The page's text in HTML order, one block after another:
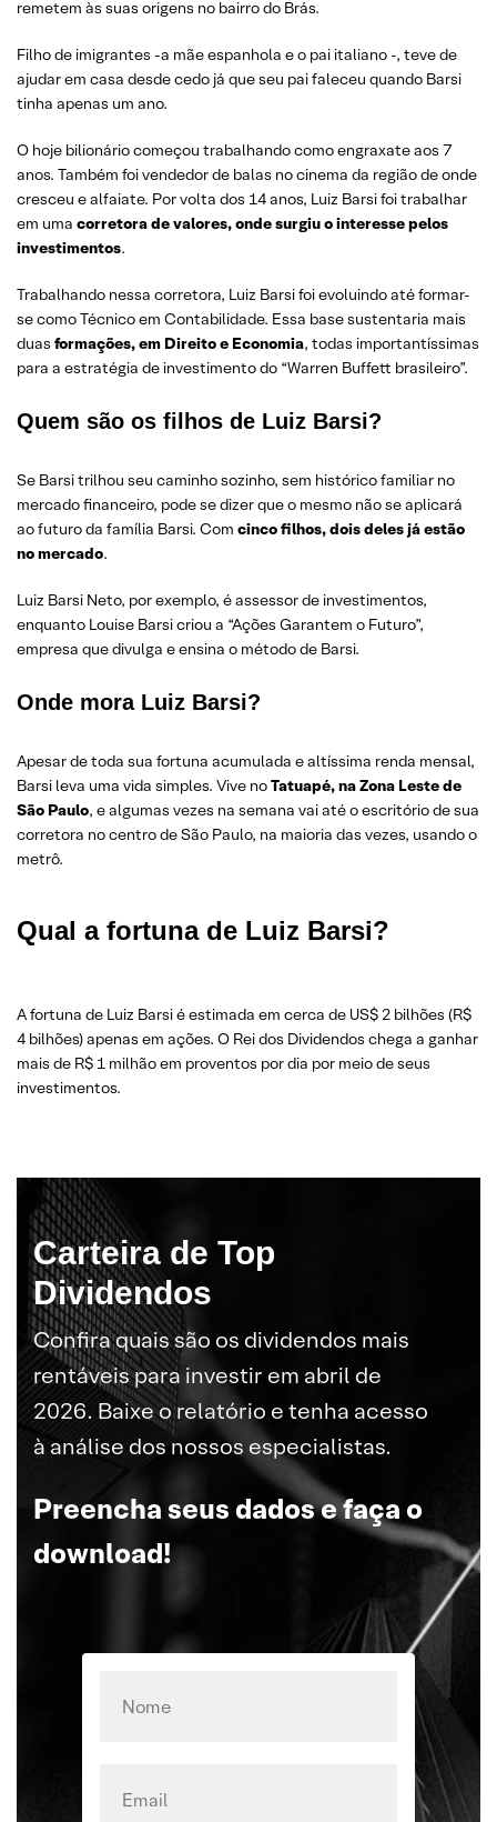
remetem às suas origens no bairro do Brás.
Filho de imigrantes -a mãe espanhola e o pai italiano -, teve de
ajudar em casa desde cedo já que seu pai faleceu quando Barsi
tinha apenas um ano.
O hoje bilionário começou trabalhando como engraxate aos 7
anos. Também foi vendedor de balas no cinema da região de onde
cresceu e alfaiate. Por volta dos 14 anos, Luiz Barsi foi trabalhar
em uma corretora de valores, onde surgiu o interesse pelos
investimentos.
Trabalhando nessa corretora, Luiz Barsi foi evoluindo até formar-
se como Técnico em Contabilidade. Essa base sustentaria mais
duas formações, em Direito e Economia, todas importantíssimas
para a estratégia de investimento do “Warren Buffett brasileiro”.
Quem são os filhos de Luiz Barsi?
Se Barsi trilhou seu caminho sozinho, sem histórico familiar no
mercado financeiro, pode se dizer que o mesmo não se aplicará
ao futuro da família Barsi. Com cinco filhos, dois deles já estão
no mercado.
Luiz Barsi Neto, por exemplo, é assessor de investimentos,
enquanto Louise Barsi criou a “Ações Garantem o Futuro”,
empresa que divulga e ensina o método de Barsi.
Onde mora Luiz Barsi?
Apesar de toda sua fortuna acumulada e altíssima renda mensal,
Barsi leva uma vida simples. Vive noTatuapé, na Zona Leste de
São Paulo, e algumas vezes na semana vai até o escritório de sua
corretora no centro de São Paulo, na maioria das vezes, usando o
metrô.
Qual a fortuna de Luiz Barsi?
A fortuna de Luiz Barsi é estimada em cerca de US$ 2 bilhões (R$
4 bilhões) apenas em ações. O Rei dos Dividendos chega a ganhar
mais de R$ 1 milhão em proventos por dia por meio de seus
investimentos.
Carteira de Top
Dividendos
Confira quais são os dividendos mais
rentáveis para investir em abril de
2026. Baixe o relatório e tenha acesso
à análise dos nossos especialistas.
Preencha seus dados e faça o
download!